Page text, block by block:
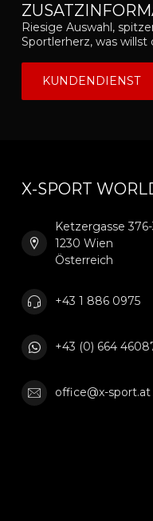
Riesige Auswahl,
Sportlerherz, was willst
KUNDENDIENST
X-SPORT
Ketzergasse
1230 Wien
Österreich
+43 1 886 0975
+43 (0) 664
office@x-sport.at